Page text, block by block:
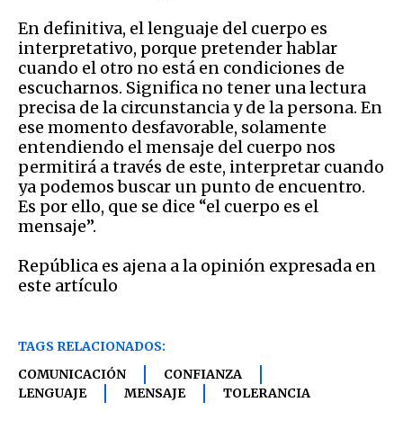
En definitiva, el lenguaje del cuerpo es
interpretativo, porque pretender hablar
cuando el otro no está en condiciones de
escucharnos. Significa no tener una lectura
precisa de la circunstancia y de la persona. En
ese momento desfavorable, solamente
entendiendo el mensaje del cuerpo nos
permitirá a través de este, interpretar cuando
ya podemos buscar un punto de encuentro.
Es por ello, que se dice “el cuerpo es el
mensaje”.
República es ajena a la opinión expresada en
este artículo
TAGS RELACIONADOS:
COMUNICACIÓN
CONFIANZA
LENGUAJE
MENSAJE TOLERANCIA